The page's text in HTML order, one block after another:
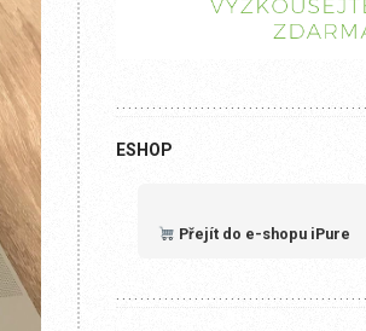
ESHOP
Přejít do e-shopu iPure